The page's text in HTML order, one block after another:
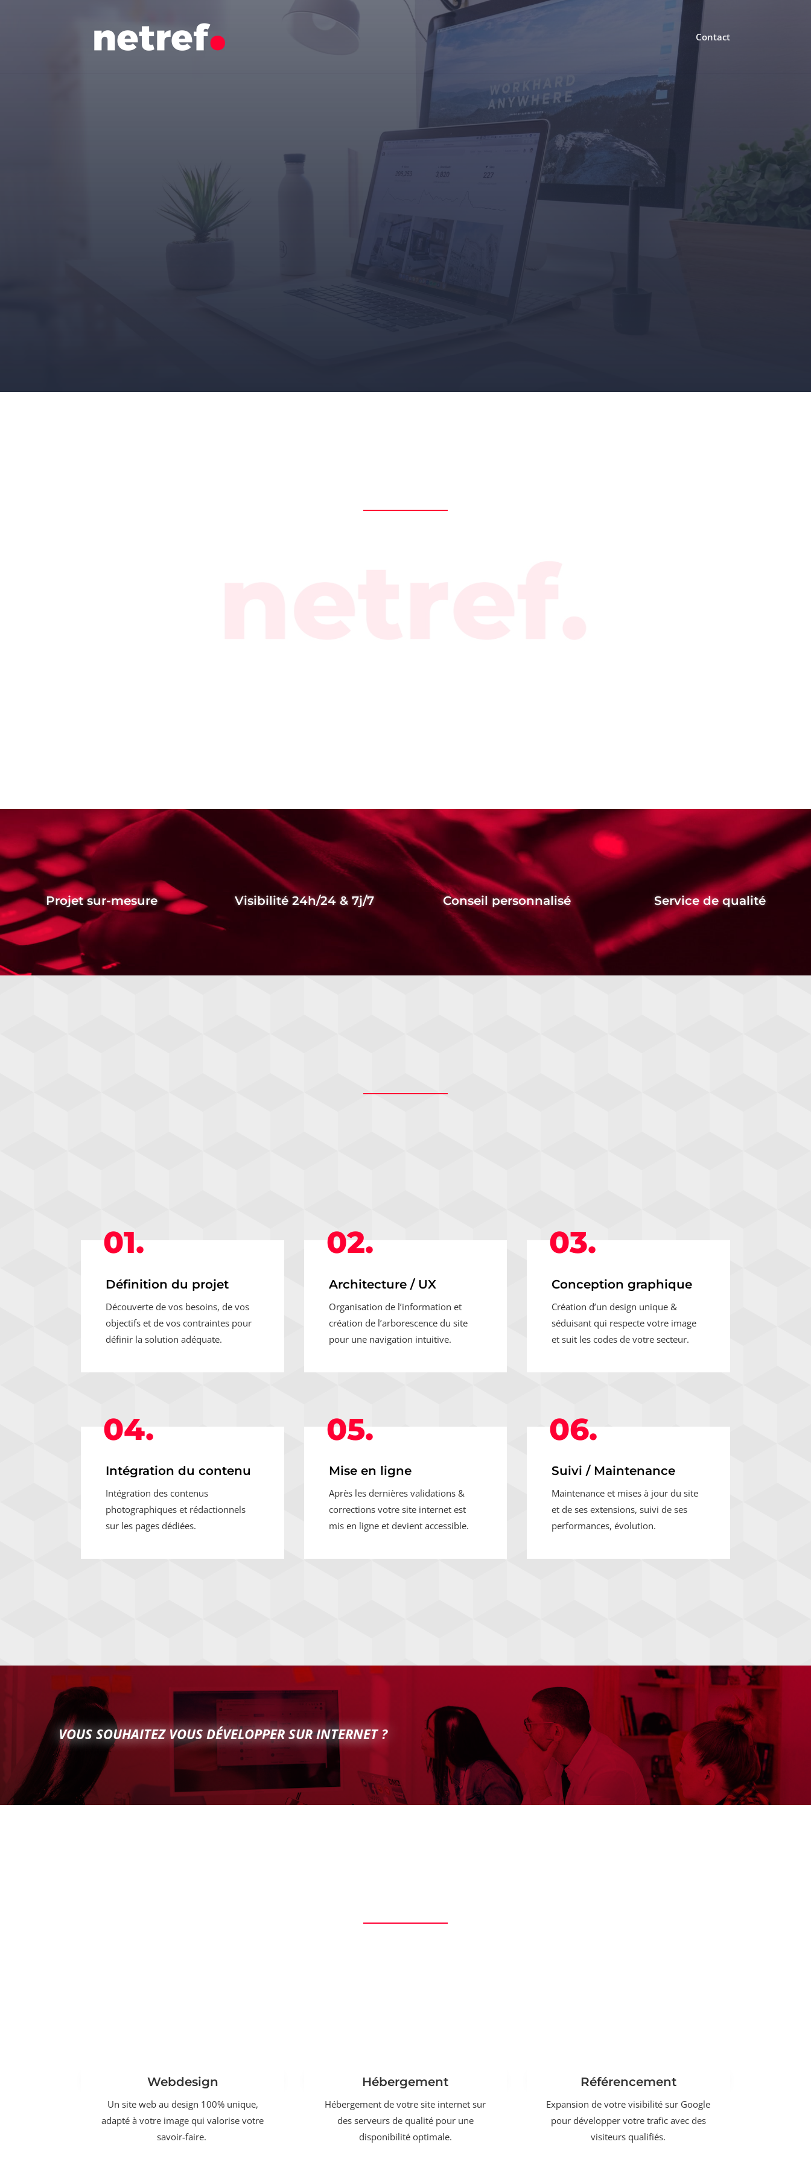
Contact
Projet sur-mesure Visibilité 24h/24 & 7j/7 Conseil personnalisé Service de qualité
01.
Définition du projet
Découverte de vos besoins, de vos
objectifs et de vos contraintes pour
définir la solution adéquate.
02.
Architecture / UX
Organisation de l’information et
création de l’arborescence du site
pour une navigation intuitive.
03.
Conception graphique
Création d’un design unique &
séduisant qui respecte votre image
et suit les codes de votre secteur.
04.
Intégration du contenu
Intégration des contenus
photographiques et rédactionnels
sur les pages dédiées.
05.
Mise en ligne
Après les dernières validations &
corrections votre site internet est
mis en ligne et devient accessible.
06.
Suivi / Maintenance
Maintenance et mises à jour du site
et de ses extensions, suivi de ses
performances, évolution.
VOUS SOUHAITEZ VOUS DÉVELOPPER SUR INTERNET ?
Webdesign
Un site web au design 100% unique,
adapté à votre image qui valorise votre
savoir-faire.
Hébergement
Hébergement de votre site internet sur
des serveurs de qualité pour une
disponibilité optimale.
Référencement
Expansion de votre visibilité sur Google
pour développer votre trafic avec des
visiteurs qualifiés.